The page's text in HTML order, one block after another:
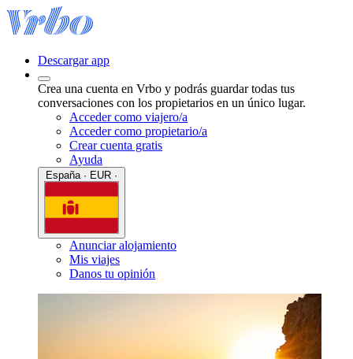
Descargar app
Crea una cuenta en Vrbo y podrás guardar todas tus
conversaciones con los propietarios en un único lugar.
Acceder como viajero/a
Acceder como propietario/a
Crear cuenta gratis
Ayuda
Anunciar alojamiento
Mis viajes
Danos tu opinión